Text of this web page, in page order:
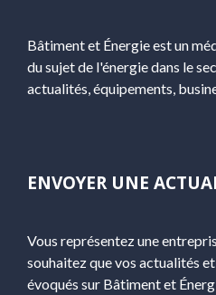
Bâtiment et Énergie est un
du sujet de l'énergie dans le
actualités, équipements,
ENVOYER UNE
Vous représentez une
souhaitez que vos actualités
évoqués sur Bâtiment et